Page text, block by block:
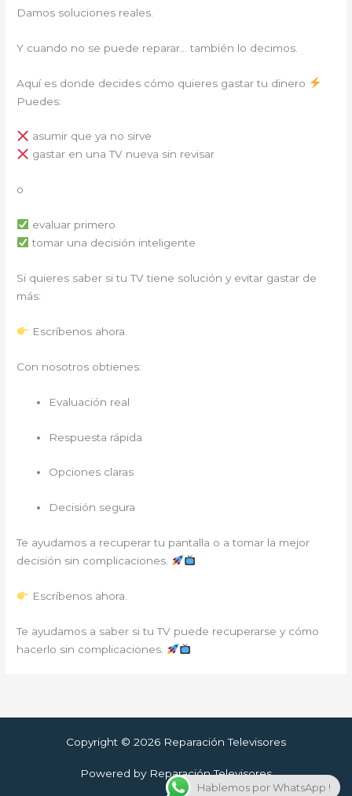
Damos soluciones reales.
Y cuando no se puede reparar… también lo decimos.
Aquí es donde decides cómo quieres gastar tu dinero
Puedes:
asumir que ya no sirve
gastar en una TV nueva sin revisar
o
evaluar primero
tomar una decisión inteligente
Si quieres saber si tu TV tiene solución y evitar gastar de
más:
Escríbenos ahora.
Con nosotros obtienes:
Evaluación real
Respuesta rápida
Opciones claras
Decisión segura
Te ayudamos a recuperar tu pantalla o a tomar la mejor
decisión sin complicaciones.
Escríbenos ahora.
Te ayudamos a saber si tu TV puede recuperarse y cómo
hacerlo sin complicaciones.
Copyright © 2026 Reparación Televisores
Powered by Reparación Televisores
Hablemos por WhatsApp !